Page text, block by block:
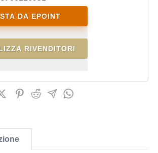
DA EPOINT
RIVENDITORI